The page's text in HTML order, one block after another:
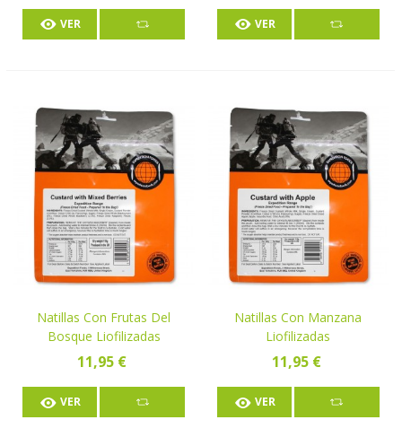
VER VER
Natillas Con Frutas Del
Bosque Liofilizadas
11,95 €
VER
Natillas Con Manzana
Liofilizadas
11,95 €
VER